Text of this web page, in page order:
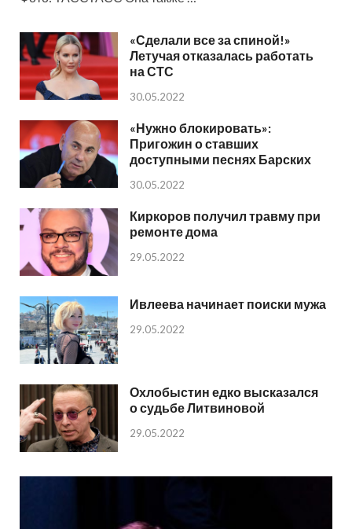
«Сделали все за спиной!»
Летучая отказалась работать
на СТС
30.05.2022
«Нужно блокировать»:
Пригожин о ставших
доступными песнях Барских
30.05.2022
Киркоров получил травму при
ремонте дома
29.05.2022
Ивлеева начинает поиски мужа
29.05.2022
Охлобыстин едко высказался
о судьбе Литвиновой
29.05.2022